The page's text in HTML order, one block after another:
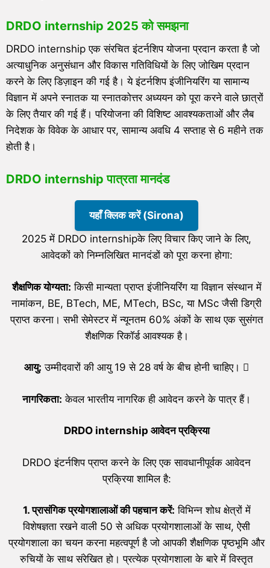
DRDO internship 2025 को समझना
DRDO internship एक संरचित इंटर्नशिप योजना प्रदान करता है जो
अत्याधुनिक अनुसंधान और विकास गतिविधियों के लिए जोखिम प्रदान
करने के लिए डिज़ाइन की गई है। ये इंटर्नशिप इंजीनियरिंग या सामान्य
विज्ञान में अपने स्नातक या स्नातकोत्तर अध्ययन को पूरा करने वाले छात्रों
के लिए तैयार की गई हैं। परियोजना की विशिष्ट आवश्यकताओं और लैब
निदेशक के विवेक के आधार पर, सामान्य अवधि 4 सप्ताह से 6 महीने तक
होती है।
DRDO internship पात्रता मानदंड
यहाँ क्लिक करें (Sirona)
2025 में DRDO internshipके लिए विचार किए जाने के लिए,
आवेदकों को निम्नलिखित मानदंडों को पूरा करना होगा:
शैक्षणिक योग्यता: किसी मान्यता प्राप्त इंजीनियरिंग या विज्ञान संस्थान में
नामांकन, BE, BTech, ME, MTech, BSc, या MSc जैसी डिग्री
प्राप्त करना। सभी सेमेस्टर में न्यूनतम 60% अंकों के साथ एक सुसंगत
शैक्षणिक रिकॉर्ड आवश्यक है।
आयु: उम्मीदवारों की आयु 19 से 28 वर्ष के बीच होनी चाहिए। 
नागरिकता: केवल भारतीय नागरिक ही आवेदन करने के पात्र हैं।
DRDOinternship आवेदन प्रक्रिया
DRDO इंटर्नशिप प्राप्त करने के लिए एक सावधानीपूर्वक आवेदन
प्रक्रिया शामिल है:
1. प्रासंगिक प्रयोगशालाओं की पहचान करें: विभिन्न शोध क्षेत्रों में
विशेषज्ञता रखने वाली 50 से अधिक प्रयोगशालाओं के साथ, ऐसी
प्रयोगशाला का चयन करना महत्वपूर्ण है जो आपकी शैक्षणिक पृष्ठभूमि और
रुचियों के साथ संरेखित हो। प्रत्येक प्रयोगशाला के बारे में विस्तृत